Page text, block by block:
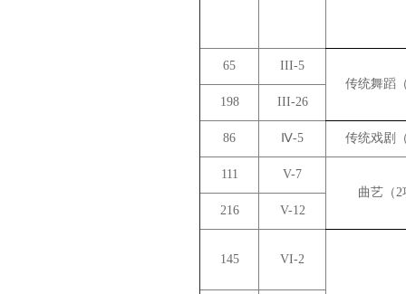
65
III-5
传统舞蹈
198
III-26
86 Ⅳ-5 传统戏剧
111
V-7
曲艺（2
216
V-12
145 VI-2